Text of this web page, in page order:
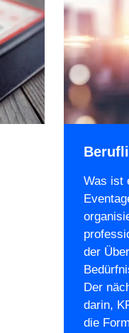
Was ist
der
Der
darin,
die